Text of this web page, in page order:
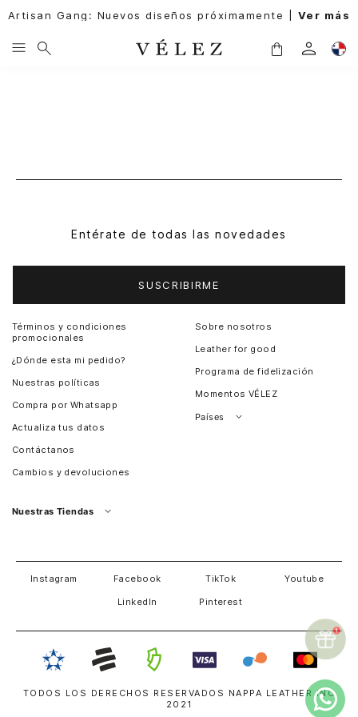
Artisan Gang: Nuevos diseños próximamente | Ver más
Entérate de todas las novedades
SUSCRIBIRME
Términos y condiciones
promocionales
¿Dónde esta mi pedido?
Nuestras políticas
Compra por Whatsapp
Actualiza tus datos
Contáctanos
Cambios y devoluciones
Sobre nosotros
Leather for good
Programa de fidelización
Momentos VÉLEZ
Países
Costa Rica
Nuestras Tiendas
Instagram
Facebook TikTok Youtube
LinkedIn Pinterest
TODOS LOS DERECHOS RESERVADOS NAPPA LEATHER INC
2021